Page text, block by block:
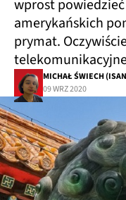
wprost
amerykańskich
prymat.
MICHAŁ ŚWIECH
09 WRZ 2020